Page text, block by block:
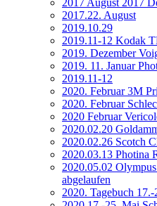
2017 August 2017
2017.22. August
2019.10.29
2019.11-12 Kodak
2019. Dezember
2019. 11. Januar
2019.11-12
2020. Februar 3M
2020. Februar
2020 Februar
2020.02.20
2020.02.26 Scotch
2020.03.13 Photina
2020.05.02
abgelaufen
2020. Tagebuch